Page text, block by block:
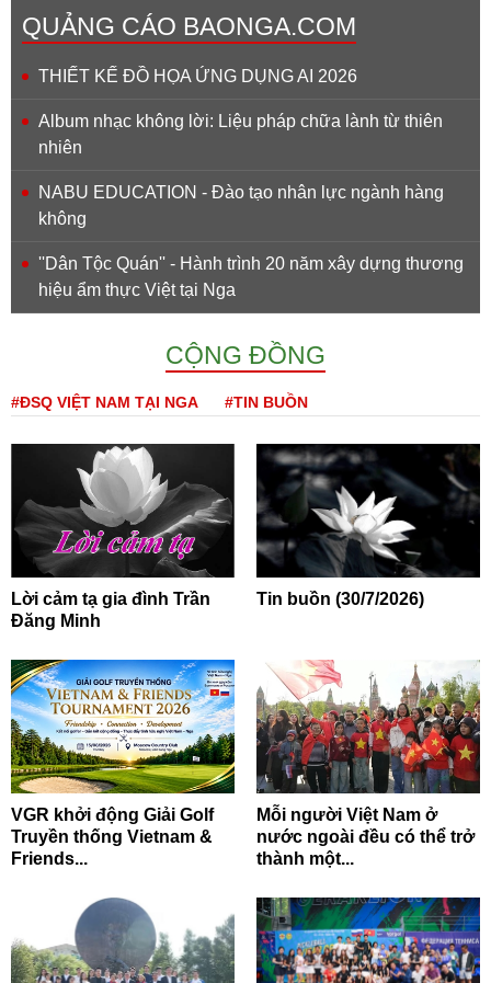
QUẢNG CÁO BAONGA.COM
THIẾT KẾ ĐỒ HỌA ỨNG DỤNG AI 2026
Album nhạc không lời: Liệu pháp chữa lành từ thiên
nhiên
NABU EDUCATION - Đào tạo nhân lực ngành hàng
không
''Dân Tộc Quán'' - Hành trình 20 năm xây dựng thương
hiệu ẩm thực Việt tại Nga
CỘNG ĐỒNG
#ĐSQ VIỆT NAM TẠI NGA #TIN BUỒN
Lời cảm tạ gia đình Trần
Đăng Minh
Tin buồn (30/7/2026)
VGR khởi động Giải Golf
Truyền thống Vietnam &
Friends...
Mỗi người Việt Nam ở
nước ngoài đều có thể trở
thành một...